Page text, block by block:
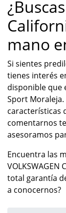
mano
Si sientes
tienes interés
disponible que
Sport
características
comentarnos
asesoramos
Encuentra las
total garantía
a conocernos?